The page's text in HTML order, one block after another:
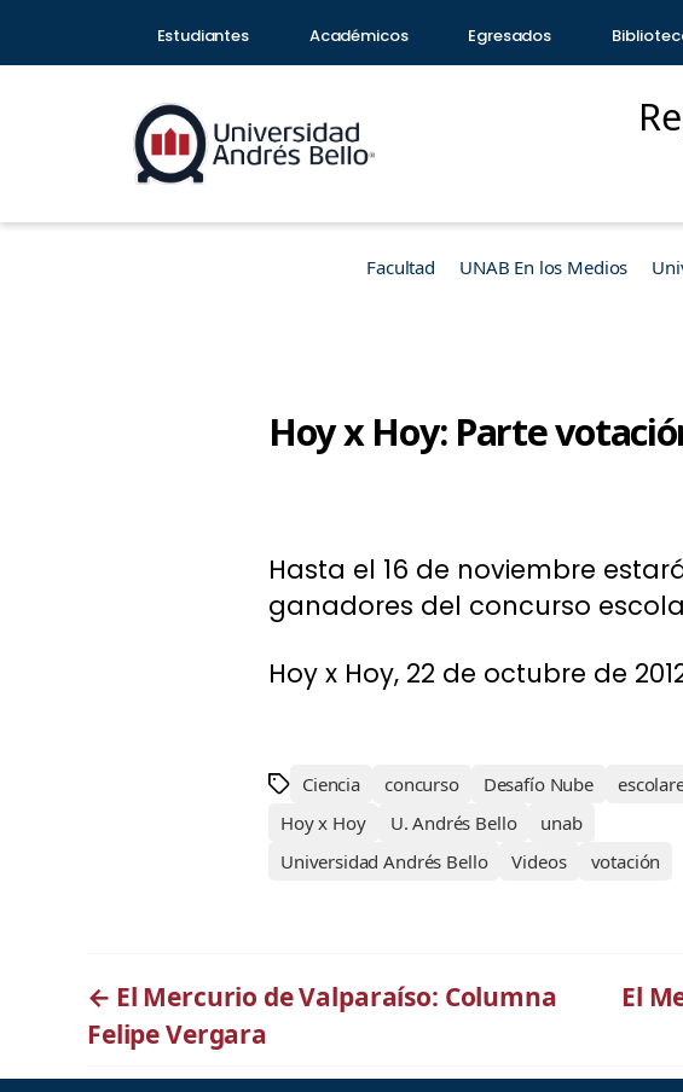
Estudiantes Académicos Egresados
Facultad UNAB En los Medios
Hoy x Hoy: Parte
Hasta el 16 de noviembre
ganadores del concurso
Hoy x Hoy, 22 de octubre de
Ciencia concurso Desafío Nube
Hoy x Hoy
U. Andrés Bello
unab
Universidad Andrés Bello
Videos votación
← El Mercurio de Valparaíso: Columna
Felipe Vergara
El